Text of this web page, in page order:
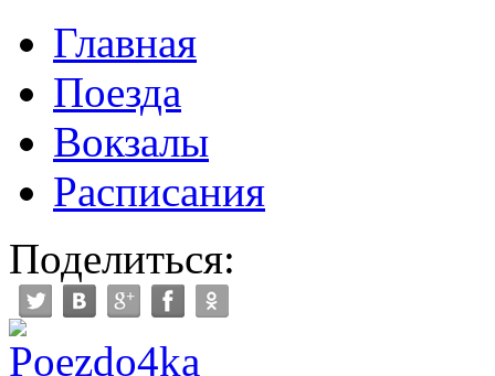
Главная
Поезда
Вокзалы
Расписания
Поделиться: